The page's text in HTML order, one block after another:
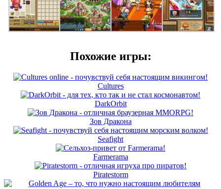
Похожие игры:
Cultures
DarkOrbit
Зов Дракона
Seafight
Farmerama
Piratestorm